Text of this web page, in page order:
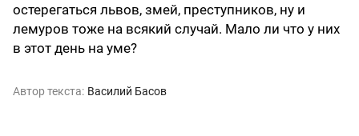
остерегаться львов, змей, преступников, ну и
лемуров тоже на всякий случай. Мало ли что у них
в этот день на уме?
Автор текста: Василий Басов